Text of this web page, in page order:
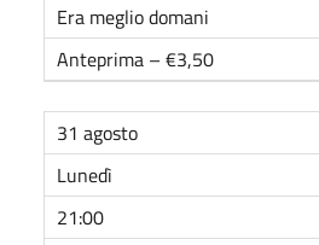
Era meglio domani
Anteprima – €3,50
31 agosto
Lunedì
21:00